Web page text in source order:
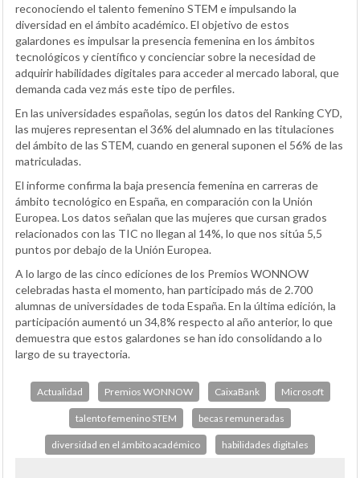
reconociendo el talento femenino STEM e impulsando la
diversidad en el ámbito académico. El objetivo de estos
galardones es impulsar la presencia femenina en los ámbitos
tecnológicos y científico y concienciar sobre la necesidad de
adquirir habilidades digitales para acceder al mercado laboral, que
demanda cada vez más este tipo de perfiles.
En las universidades españolas, según los datos del Ranking CYD,
las mujeres representan el 36% del alumnado en las titulaciones
del ámbito de las STEM, cuando en general suponen el 56% de las
matriculadas.
El informe confirma la baja presencia femenina en carreras de
ámbito tecnológico en España, en comparación con la Unión
Europea. Los datos señalan que las mujeres que cursan grados
relacionados con las TIC no llegan al 14%, lo que nos sitúa 5,5
puntos por debajo de la Unión Europea.
A lo largo de las cinco ediciones de los Premios WONNOW
celebradas hasta el momento, han participado más de 2.700
alumnas de universidades de toda España. En la última edición, la
participación aumentó un 34,8% respecto al año anterior, lo que
demuestra que estos galardones se han ido consolidando a lo
largo de su trayectoria.
Actualidad Premios WONNOW CaixaBank Microsoft
talento femenino STEM becas remuneradas
diversidad en el ámbito académico habilidades digitales